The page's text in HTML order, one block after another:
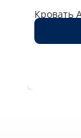
Кровать